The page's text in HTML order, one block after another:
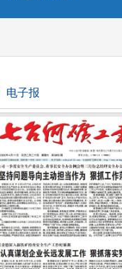
电子报